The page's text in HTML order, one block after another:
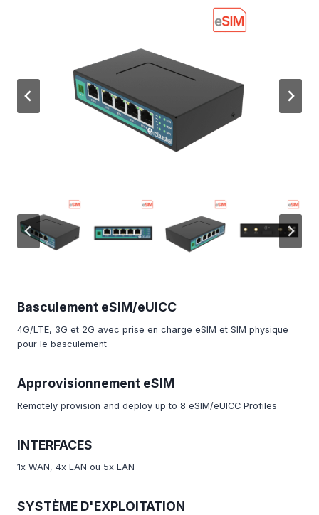
Basculement eSIM/eUICC
4G/LTE, 3G et 2G avec prise en charge eSIM et SIM physique
pour le basculement
Approvisionnement eSIM
Remotely provision and deploy up to 8 eSIM/eUICC Profiles
INTERFACES
1x WAN, 4x LAN ou 5x LAN
SYSTÈME D'EXPLOITATION